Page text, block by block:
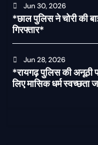
Jun 30, 2026
*छाल पुलिस ने चोरी की
गिरफ्तार*
Jun 28, 2026
*रायगढ़ पुलिस की अनूठी
लिए मासिक धर्म स्वच्छता